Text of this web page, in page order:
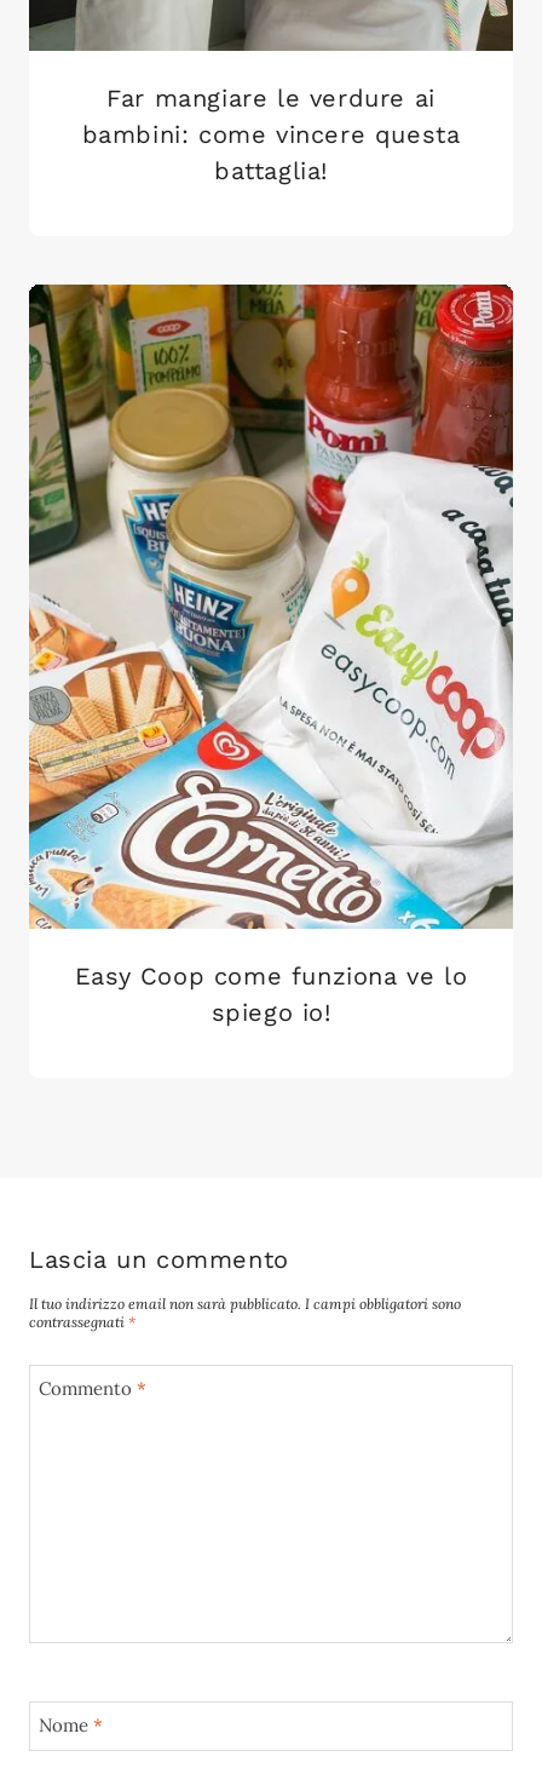
Far mangiare le verdure ai
bambini: come vincere questa
battaglia!
Easy Coop come funziona ve lo
spiego io!
Lascia un commento
Il tuo indirizzo email non sarà pubblicato. I campi obbligatori sono
contrassegnati *
Commento *
Nome *